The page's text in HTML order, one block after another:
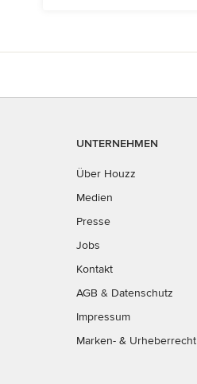
UNTERNEHMEN
Über Houzz
Medien
Presse
Jobs
Kontakt
AGB & Datenschutz
Impressum
Marken- & Urheberrecht